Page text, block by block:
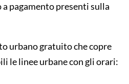
pagamento presenti sulla
urbano gratuito che copre
le linee urbane con gli orari: